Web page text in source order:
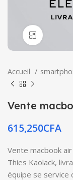
Accueil
Vente
615,250CFA
Vente macbook
Thies Kaolack,
équipe se service